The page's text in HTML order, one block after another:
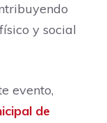
y social
evento,
de